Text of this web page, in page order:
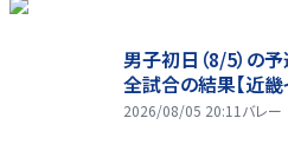
男子初日（8/5）の
全試合の結果【近畿
2026/08/05 20:11 バレー